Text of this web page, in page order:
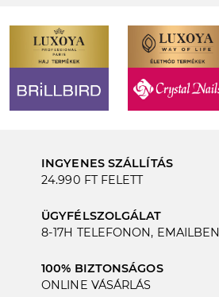
INGYENES SZÁLLÍTÁS
24.990 FT FELETT
ÜGYFÉLSZOLGÁLAT
8-17H TELEFONON, EMAILBEN
100% BIZTONSÁGOS
ONLINE VÁSÁRLÁS